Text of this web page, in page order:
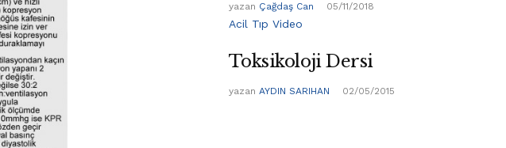
yazan Çağdaş Can 05/11/2018
Acil Tıp Video
Toksikoloji Dersi
yazan AYDIN SARIHAN 02/05/2015